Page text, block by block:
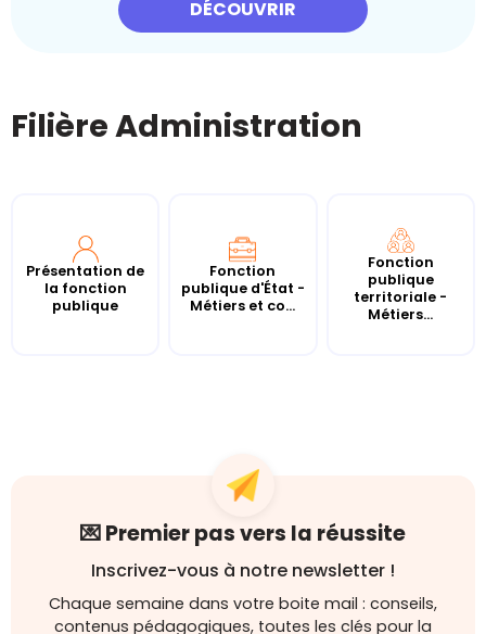
DÉCOUVRIR
Filière Administration
Présentation de
la fonction
publique
Fonction
publique d'État -
Métiers et co...
Fonction
publique
territoriale -
Métiers...
💌 Premier pas vers la réussite
Inscrivez-vous à notre newsletter !
Chaque semaine dans votre boite mail : conseils,
contenus pédagogiques, toutes les clés pour la